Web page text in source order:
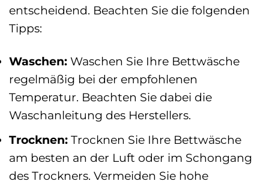
entscheidend. Beachten Sie die folgenden
Tipps:
Waschen: Waschen Sie Ihre Bettwäsche
regelmäßig bei der empfohlenen
Temperatur. Beachten Sie dabei die
Waschanleitung des Herstellers.
Trocknen: Trocknen Sie Ihre Bettwäsche
am besten an der Luft oder im Schongang
des Trockners. Vermeiden Sie hohe